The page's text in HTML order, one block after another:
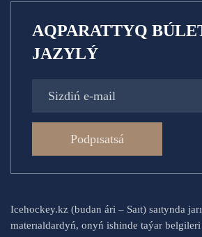
AQPARATTYQ
JAZYLÝ
Podpısatsá
Icehockey.kz (budan ári – Saıt) saıtynda
materıaldardyń, onyń ishinde taýar